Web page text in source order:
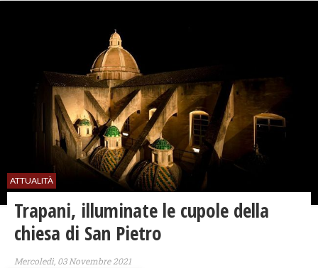
ATTUALITÀ
Trapani, illuminate le cupole della
chiesa di San Pietro
Mercoledì, 03 Novembre 2021